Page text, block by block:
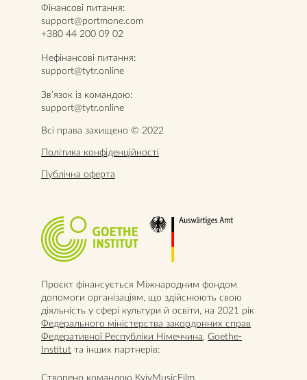
Фінансові питання:
support@portmone.com
+380 44 200 09 02
Нефінансові питання:
support@tytr.online
Звʼязок із командою:
support@tytr.online
Всі права захищено © 2022
Політика конфіденційності
Публічна оферта
Проєкт фінансується Міжнародним фондом
допомоги організаціям, що здійснюють свою
діяльність у сфері культури й освіти, на 2021 рік
Федерального міністерства закордонних справ
Федеративної Республіки Німеччина Goethe-
Institut та інших партнерів:
Створено командою KyivMusicFilm